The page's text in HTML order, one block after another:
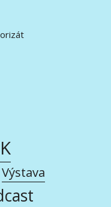
Výstava